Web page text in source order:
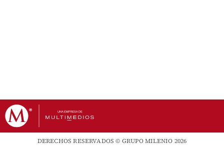
DERECHOS RESERVADOS © GRUPO MILENIO 2026